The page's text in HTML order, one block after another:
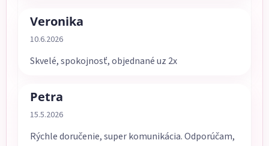
Veronika
Hodnotenie obchodu je 5 z 5 hviezdičiek.
10.6.2026
Skvelé, spokojnosť, objednané uz 2x
Petra
Hodnotenie obchodu je 5 z 5 hviezdičiek.
15.5.2026
Rýchle doručenie, super komunikácia. Odporúčam,